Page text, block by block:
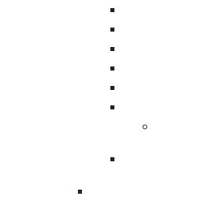
دانستنی خردسال
تقویت مهارت کلامی
کتاب متحرک
کتاب لمسی
کتاب چشم قلمبه
مهارتهای زندگی
آموزشهای خود مراقبتی
عشق به خود